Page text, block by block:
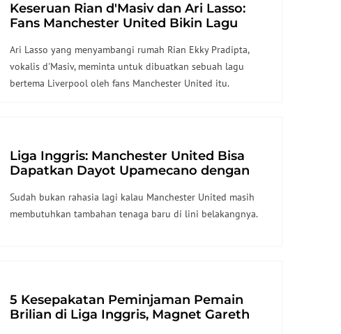
Keseruan Rian d'Masiv dan Ari Lasso:
Fans Manchester United Bikin Lagu
Ari Lasso yang menyambangi rumah Rian Ekky Pradipta,
vokalis d'Masiv, meminta untuk dibuatkan sebuah lagu
bertema Liverpool oleh fans Manchester United itu.
Liga Inggris: Manchester United Bisa
Dapatkan Dayot Upamecano dengan
Sudah bukan rahasia lagi kalau Manchester United masih
membutuhkan tambahan tenaga baru di lini belakangnya.
5 Kesepakatan Peminjaman Pemain
Brilian di Liga Inggris, Magnet Gareth